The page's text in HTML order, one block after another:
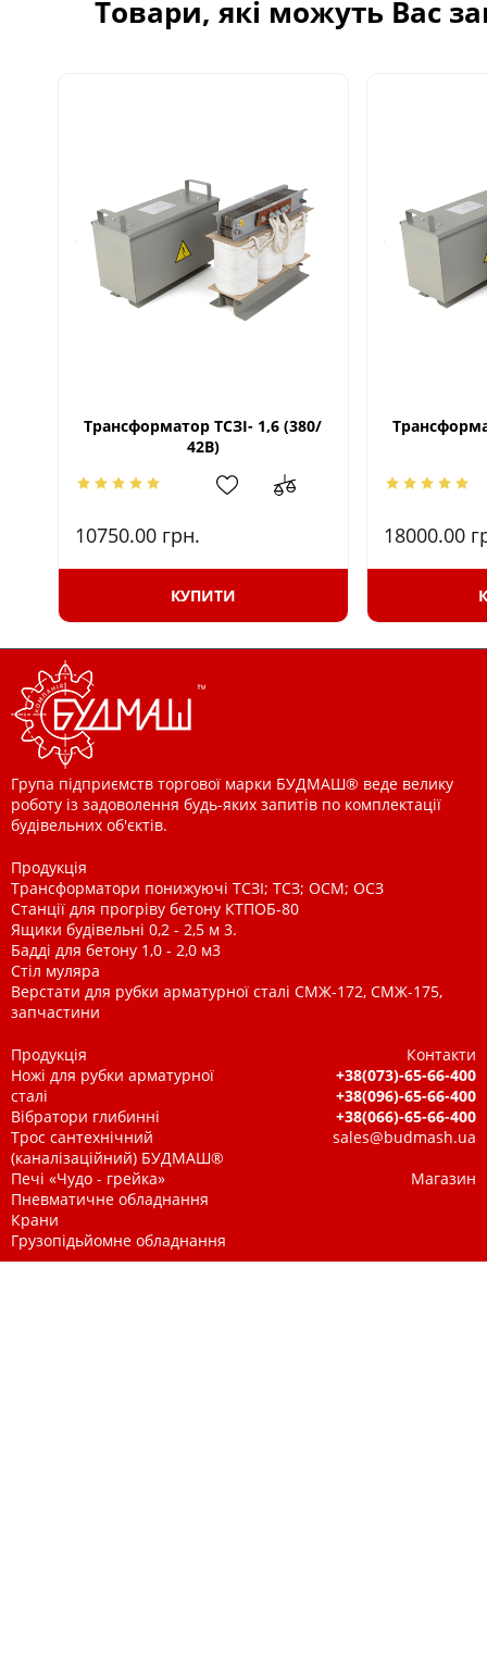
Товари, які можуть Вас
Трансформатор ТСЗІ- 1,6 (380/
42В)
10750.00 грн.
КУПИТИ
18000.00
Група підприємств торгової марки БУДМАШ® веде велику
роботу із задоволення будь-яких запитів по комплектації
будівельних об'єктів.
Продукція
Трансформатори понижуючі ТСЗІ; ТСЗ; ОСМ; ОСЗ
Станції для прогріву бетону КТПОБ-80
Ящики будівельні 0,2 - 2,5 м 3.
Бадді для бетону 1,0 - 2,0 м3
Стіл муляра
Верстати для рубки арматурної сталі СМЖ-172, СМЖ-175,
запчастини
Продукція
Ножі для рубки арматурної
сталі
Вібратори глибинні
Трос сантехнічний
(каналізаційний) БУДМАШ®
Печі «Чудо - грейка»
Пневматичне обладнання
Крани
Грузопідьйомне обладнання
Контакти
+38(073)-65-66-400
+38(096)-65-66-400
+38(066)-65-66-400
sales@budmash.ua
Магазин